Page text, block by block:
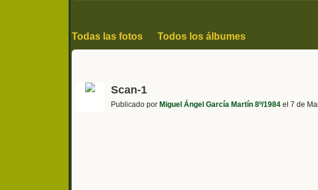
Todas las fotos Todos los álbumes
Scan-1
Publicado por Miguel Ángel García Martín 8º/1984 el 7 de